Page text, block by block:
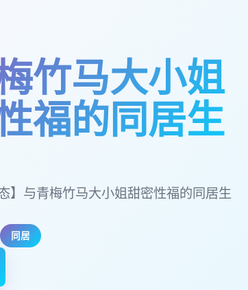
竹马大小姐
福的同居生
】与青梅竹马大小姐甜密性福的同居生
同居